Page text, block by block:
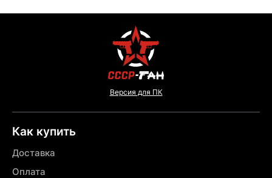
Версия для ПК
Как купить
Доставка
Оплата